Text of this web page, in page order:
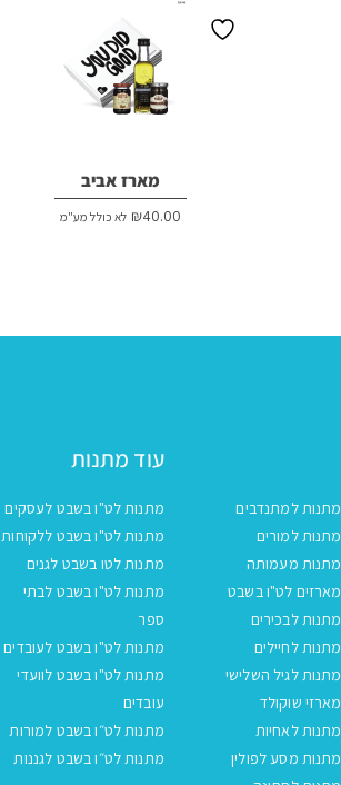
מארז אביב
₪40.00 לא כולל מע"מ
מתנות למתנדבים
מתנות למורים
מתנות מעמותה
מארזים לט"ו בשבט
מתנות לבכירים
מתנות לחיילים
מתנות לגיל השלישי
מארזי שוקולד
מתנות לאחיות
מתנות מסע לפולין
עוד מתנות
מתנות לט"ו בשבט לעסקים
מתנות לט"ו בשבט ללקוחות
מתנות לטו בשבט לגנים
מתנות לט"ו בשבט לבתי
ספר
מתנות לט"ו בשבט לעובדים
מתנות לט"ו בשבט לוועדי
עובדים
מתנות לט״ו בשבט למורות
מתנות לט״ו בשבט לגננות